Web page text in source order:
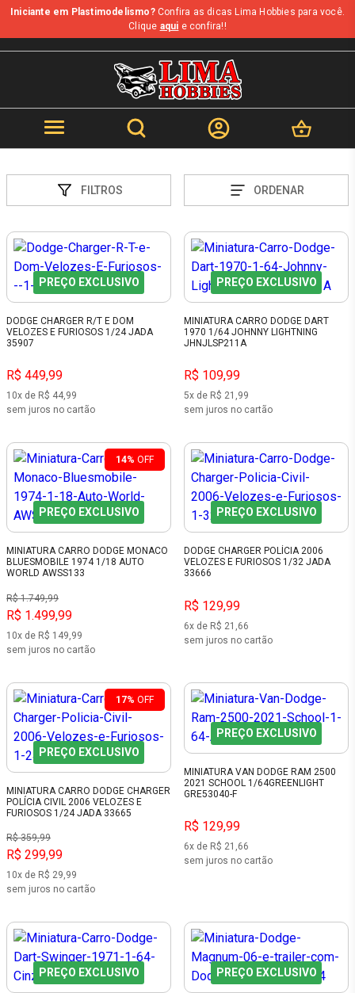
Iniciante em Plastimodelismo?Confira as dicas Lima Hobbies para você.
Clique aqui e confira!!
FILTROS ORDENAR
PREÇO EXCLUSIVO
DODGE CHARGER R/T E DOM
VELOZES E FURIOSOS 1/24 JADA
35907
R$ 449,99
10x de R$ 44,99
sem juros no cartão
PREÇO EXCLUSIVO
MINIATURA CARRO DODGE DART
1970 1/64 JOHNNY LIGHTNING
JHNJLSP211A
R$ 109,99
5x de R$ 21,99
sem juros no cartão
14% OFF
PREÇO EXCLUSIVO
MINIATURA CARRO DODGE MONACO
BLUESMOBILE 1974 1/18 AUTO
WORLD AWSS133
R$ 1.749,99
R$ 1.499,99
10x de R$ 149,99
sem juros no cartão
PREÇO EXCLUSIVO
DODGE CHARGER POLÍCIA 2006
VELOZES E FURIOSOS 1/32 JADA
33666
R$ 129,99
6x de R$ 21,66
sem juros no cartão
17% OFF
PREÇO EXCLUSIVO
MINIATURA CARRO DODGE CHARGER
POLÍCIA CIVIL 2006 VELOZES E
FURIOSOS 1/24 JADA 33665
R$ 359,99
R$ 299,99
10x de R$ 29,99
sem juros no cartão
PREÇO EXCLUSIVO
MINIATURA VAN DODGE RAM 2500
2021 SCHOOL 1/64GREENLIGHT
GRE53040-F
R$ 129,99
6x de R$ 21,66
sem juros no cartão
PREÇO EXCLUSIVO PREÇO EXCLUSIVO